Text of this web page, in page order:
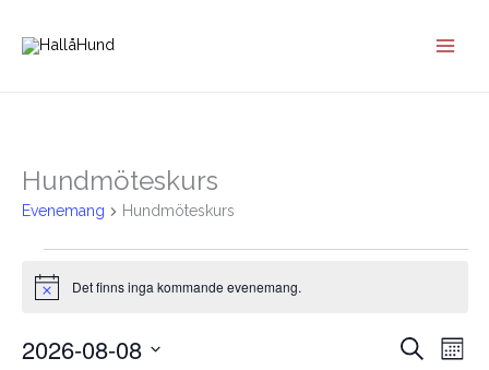
Hundmöteskurs
Evenemang Hundmöteskurs
Evenemang
Notis Det finns inga kommande evenemang.
Evenemang
Sök
2026-08-08